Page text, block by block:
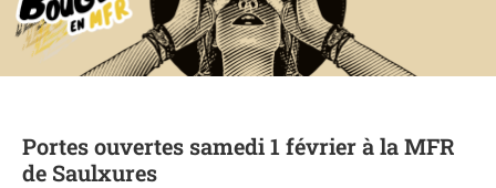
Portes ouvertes samedi 1 février à la MFR
de Saulxures